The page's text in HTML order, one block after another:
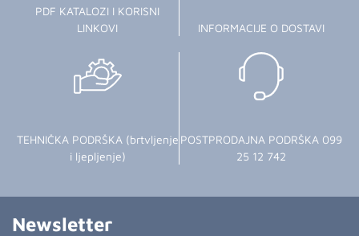
PDF KATALOZI I KORISNI
LINKOVI
INFORMACIJE O DOSTAVI
TEHNIČKA PODRŠKA (brtvljenje
i ljepljenje)
POSTPRODAJNA PODRŠKA 099
25 12 742
Newsletter